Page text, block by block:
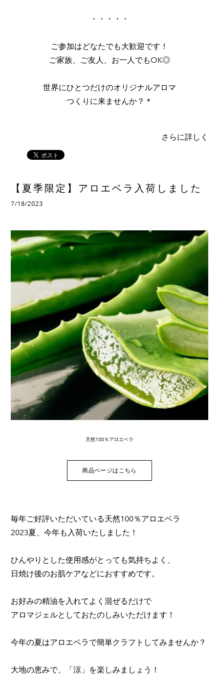
​・・・・・
ご参加はどなたでも大歓迎です！
ご家族、ご友人、お一人でもOK◎
世界にひとつだけのオリジナルアロマ
つくりに来ませんか？＊
さらに詳しく
【夏季限定】アロエベラ入荷しました
7/18/2023
天然100％アロエベラ
商品ページはこちら
毎年ご好評いただいている天然100％アロエベラ
2023夏、今年も入荷いたしました！
ひんやりとした使用感がとっても気持ちよく、
日焼け後のお肌ケアなどにおすすめです。
お好みの精油を入れてよく混ぜるだけで
アロマジェルとしておたのしみいただけます！
今年の夏はアロエベラで簡単クラフトしてみませんか？
大地の恵みで、「涼」を楽しみましょう！